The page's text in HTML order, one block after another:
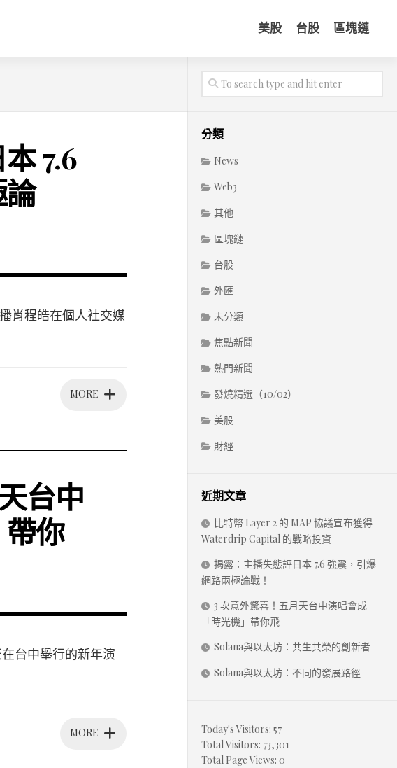
美股 台股 區塊鏈
7.6
肖程皓在個人社交媒
MORE
台中
你
台中舉行的新年演
MORE
分類
News
Web3
其他
區塊鏈
台股
外匯
未分類
焦點新聞
熱門新聞
發燒精選（10/02）
美股
財經
近期文章
比特幣 Layer 2 的 MAP 協議宣布獲得
Waterdrip Capital 的戰略投資
揭露：主播失態評日本 7.6 強震，引爆
網路兩極論戰！
3 次意外驚喜！五月天台中演唱會成
「時光機」帶你飛
Solana與以太坊：共生共榮的創新者
Solana與以太坊：不同的發展路徑
Today's Visitors: 57
Total Visitors: 73,301
Total Page Views: 0